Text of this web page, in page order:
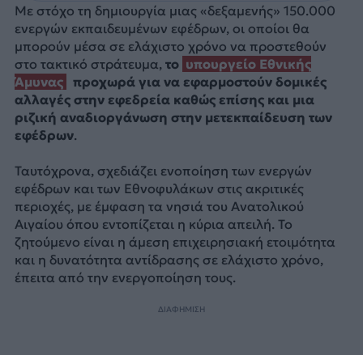
Mε στόχο τη δημιουργία μιας «δεξαμενής» 150.000
ενεργών εκπαιδευμένων εφέδρων, οι οποίοι θα
μπορούν μέσα σε ελάχιστο χρόνο να προστεθούν
στο τακτικό στράτευμα, το υπουργείο Εθνικής
Άμυνας
προχωρά για να εφαρμοστούν δομικές
αλλαγές στην εφεδρεία καθώς επίσης και μια
ριζική αναδιοργάνωση στην μετεκπαίδευση των
εφέδρων.
Ταυτόχρονα, σχεδιάζει ενοποίηση των ενεργών
εφέδρων και των Εθνοφυλάκων στις ακριτικές
περιοχές, με έμφαση τα νησιά του Ανατολικού
Αιγαίου όπου εντοπίζεται η κύρια απειλή. Το
ζητούμενο είναι η άμεση επιχειρησιακή ετοιμότητα
και η δυνατότητα αντίδρασης σε ελάχιστο χρόνο,
έπειτα από την ενεργοποίηση τους.
ΔΙΑΦΗΜΙΣΗ